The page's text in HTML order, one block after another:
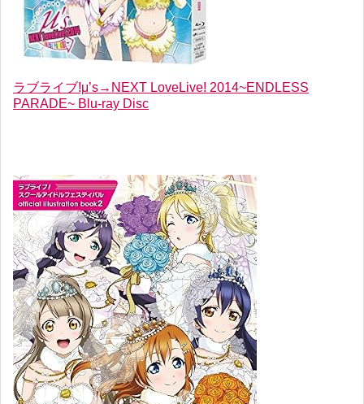
ラブライブ!μ’s→NEXT LoveLive! 2014~ENDLESS
PARADE~ Blu-ray Disc